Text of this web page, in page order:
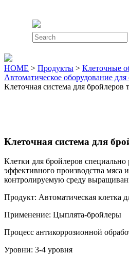
Search
for:
HOME > Продукты > Клеточные
Автоматическое оборудование
Клеточная система для бройлеров
Клеточная система для
Клетки для бройлеров специально
эффективного производства мяса
контролируемую среду
Продукт: Автоматическая клетка
Применение: Цыплята-бройлеры
Процесс антикоррозионной
Уровни: 3-4 уровня